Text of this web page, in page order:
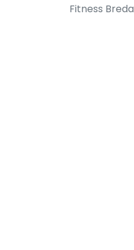
Fitness Breda